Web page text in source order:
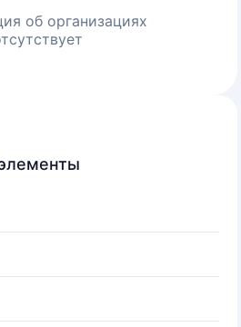
об организациях